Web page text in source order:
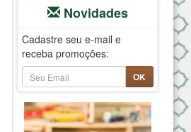
Novidades
Cadastre seu e-mail e
receba promoções:
OK